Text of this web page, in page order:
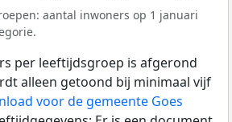
aantal inwoners op 1 januari
per leeftijdsgroep is afgerond
alleen getoond bij minimaal vijf
voor de gemeente Goes